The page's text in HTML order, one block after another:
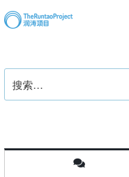
冥
思
页
索：